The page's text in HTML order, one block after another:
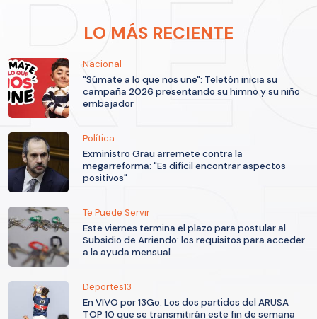
LO MÁS RECIENTE
Nacional
"Súmate a lo que nos une": Teletón inicia su
campaña 2026 presentando su himno y su niño
embajador
Política
Exministro Grau arremete contra la
megarreforma: "Es difícil encontrar aspectos
positivos"
Te Puede Servir
Este viernes termina el plazo para postular al
Subsidio de Arriendo: los requisitos para acceder
a la ayuda mensual
Deportes13
En VIVO por 13Go: Los dos partidos del ARUSA
TOP 10 que se transmitirán este fin de semana